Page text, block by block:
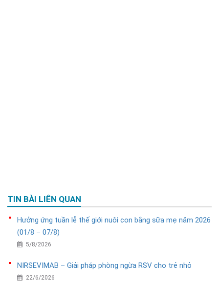
TIN BÀI LIÊN QUAN
Hưởng ứng tuần lễ thế giới nuôi con bằng sữa mẹ năm 2026
(01/8 – 07/8)
5/8/2026
NIRSEVIMAB – Giải pháp phòng ngừa RSV cho trẻ nhỏ
22/6/2026